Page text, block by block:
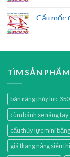
Cẩu mốc
TÌM SẢN
bàn nâng thủy lực
cùm bánh xe nâng tay
cẩu thủy lực mini
giá thang nâng siêu thị